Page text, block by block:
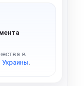
в
Украины.